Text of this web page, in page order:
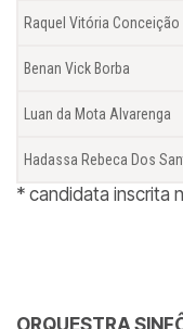
Raquel Vitória
Benan Vick Borba
Luan da Mota Alvarenga
Hadassa Rebeca Dos
* candidata inscrita
ORQUESTRA